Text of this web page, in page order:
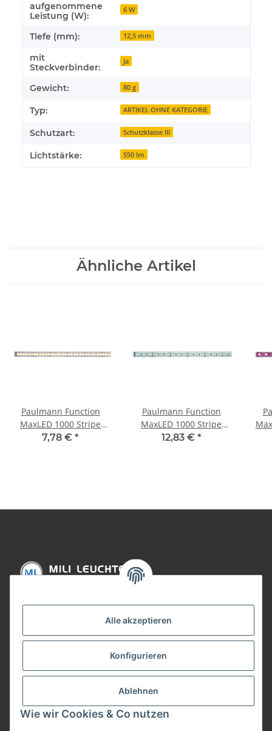
Alle akzeptieren
Konfigurieren
Ablehnen
Wie wir Cookies & Co nutzen
aufgenommene
Leistung (W):
6 W
Tiefe (mm): 12,5 mm
mit
Steckverbinder:
Ja
Gewicht: 80 g
Typ: ARTIKEL OHNE KATEGORIE
Schutzart: Schutzklasse III
Lichtstärke: 550 lm
Ähnliche Artikel
Paulmann Function
MaxLED 1000 Stripe
50cm Warmweiß 7W 24V
7,78 € *
Paulmann Function
MaxLED 1000 Stripe
50cm Warmweiß 7W 24V
12,83 € *
Gesetzliche Informationen
Bezahlung